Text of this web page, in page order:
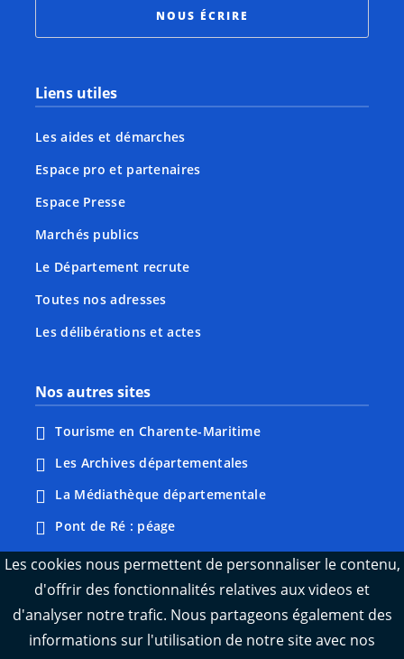
NOUS ÉCRIRE
Liens utiles
Les aides et démarches
Espace pro et partenaires
Espace Presse
Marchés publics
Le Département recrute
Toutes nos adresses
Les délibérations et actes
Nos autres sites
Tourisme en Charente-Maritime
Les Archives départementales
La Médiathèque départementale
Pont de Ré : péage
Webcams : Ré info trafic
Webcams : Oléron info trafic
Manger 17
Les cookies nous permettent de personnaliser le contenu,
d'offrir des fonctionnalités relatives aux videos et
d'analyser notre trafic. Nous partageons également des
informations sur l'utilisation de notre site avec nos